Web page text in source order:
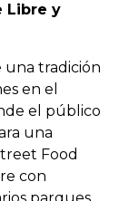
Libre y
una tradición
en el
el público
una
Food
con